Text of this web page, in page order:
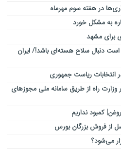
به مشکل خورد
دنبال سلاح هسته‌ای باشد!/ ایران
انتخابات ریاست جمهوری
وزارت راه از طریق سامانه ملی مجوزهای
می‌شود؟